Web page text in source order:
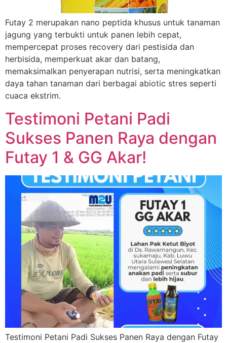
Futay 2 merupakan nano peptida khusus untuk tanaman
jagung yang terbukti untuk panen lebih cepat,
mempercepat proses recovery dari pestisida dan
herbisida, memperkuat akar dan batang,
memaksimalkan penyerapan nutrisi, serta meningkatkan
daya tahan tanaman dari berbagai abiotic stres seperti
cuaca ekstrim.
Testimoni Petani Padi
Sukses Panen Raya dengan
Futay 1 & GG Akar!
Testimoni Petani Padi Sukses Panen Raya dengan Futay